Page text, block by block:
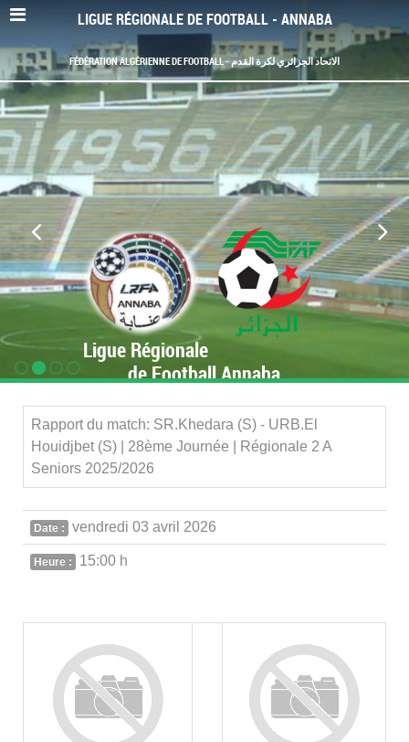
LIGUE RÉGIONALE DE FOOTBALL - ANNABA
FÉDÉRATION ALGÉRIENNE DE FOOTBALL - الاتحاد الجزائري لكرة القدم
Ligue Régionale
de Football Annaba
Rapport du match: SR.Khedara (S) - URB.El
Houidjbet (S) | 28ème Journée | Régionale 2 A
Seniors 2025/2026
Date : vendredi 03 avril 2026
Heure : 15:00 h